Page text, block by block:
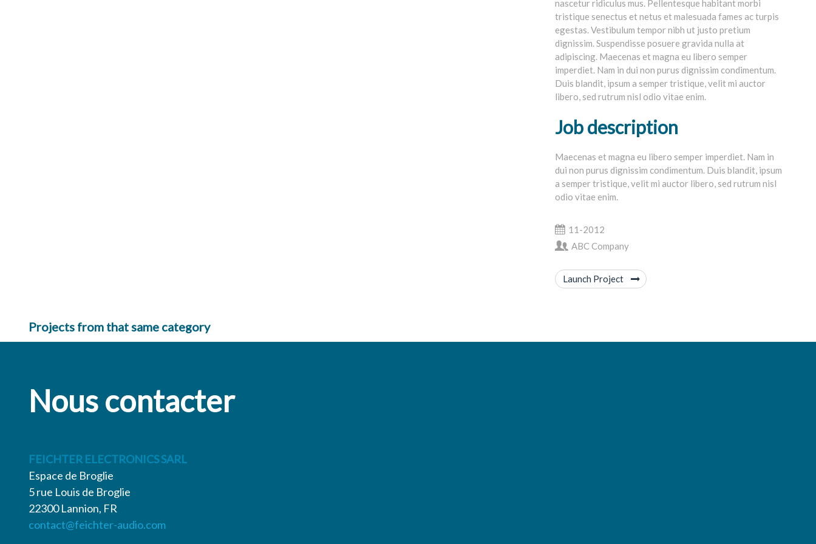
nascetur ridiculus mus. Pellentesque habitant morbi
tristique senectus et netus et malesuada fames ac turpis
egestas. Vestibulum tempor nibh ut justo pretium
dignissim. Suspendisse posuere gravida nulla at
adipiscing. Maecenas et magna eu libero semper
imperdiet. Nam in dui non purus dignissim condimentum.
Duis blandit, ipsum a semper tristique, velit mi auctor
libero, sed rutrum nisl odio vitae enim.
Job description
Maecenas et magna eu libero semper imperdiet. Nam in
dui non purus dignissim condimentum. Duis blandit, ipsum
a semper tristique, velit mi auctor libero, sed rutrum nisl
odio vitae enim.
11-2012
ABC Company
Launch Project
Projects from that same category
View
Gabby View
Cooking View
La Fouiette View
Iguana
Nous contacter
FEICHTER ELECTRONICS SARL
Espace de Broglie
5 rue Louis de Broglie
22300 Lannion, FR
contact@feichter-audio.com